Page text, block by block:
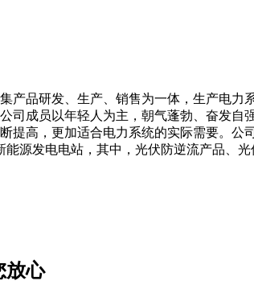
产品研发、生产、销售为一体，生产电
司成员以年轻人为主，朝气蓬勃、奋发
提高，更加适合电力系统的实际需要。
源发电电站，其中，光伏防逆流产品、
放心